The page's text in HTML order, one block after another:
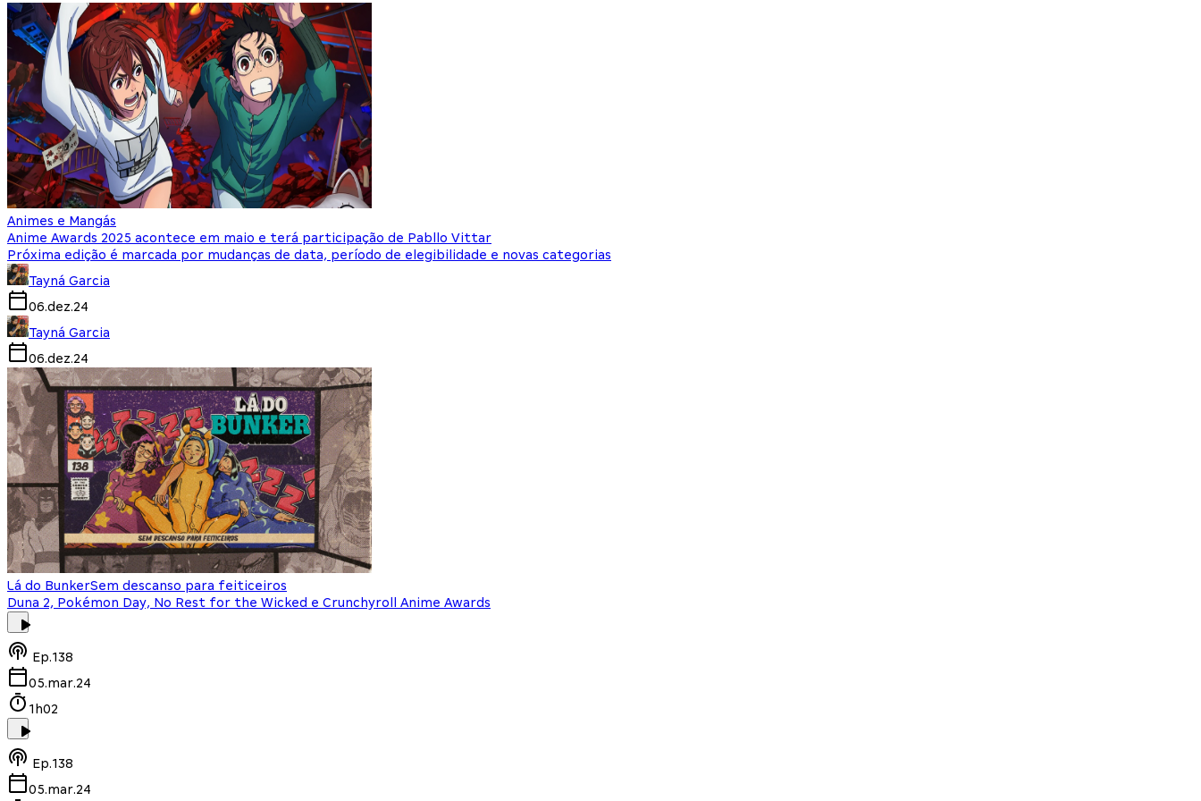
Animes e Mangás
Anime Awards 2025 acontece em maio e terá participação de Pabllo Vittar
Próxima edição é marcada por mudanças de data, período de elegibilidade e novas categorias
Tayná Garcia
06.dez.24
Tayná Garcia
06.dez.24
Lá do BunkerSem descanso para feiticeiros
Duna 2, Pokémon Day, No Rest for the Wicked e Crunchyroll Anime Awards
Ep.138
05.mar.24
1h02
Ep.138
05.mar.24